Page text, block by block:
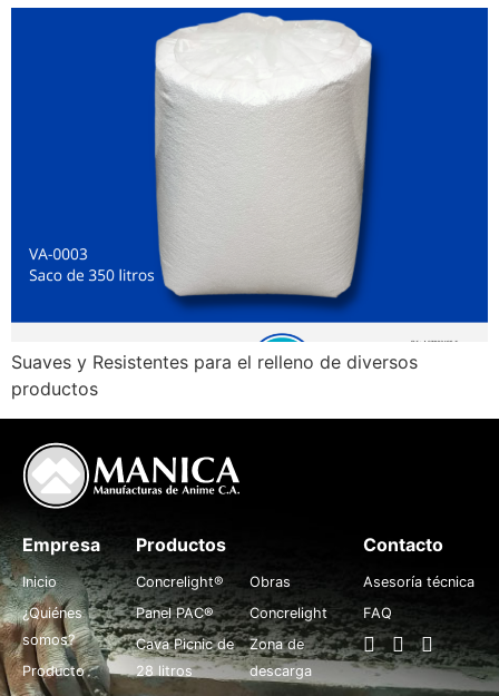
Suaves y Resistentes para el relleno de diversos
productos
Empresa
Inicio
¿Quiénes
somos?
Producto
Productos
Concrelight®
Panel PAC®
Cava Picnic de
28 litros
Obras
Concrelight
Zona de
descarga
Contacto
Asesoría técnica
FAQ